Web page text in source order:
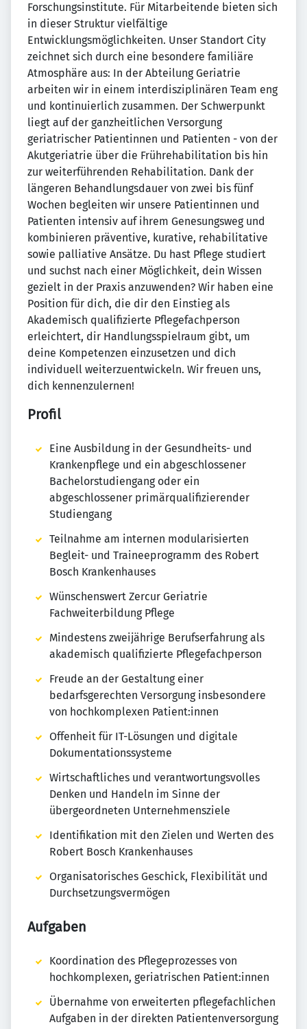
Forschungsinstitute. Für Mitarbeitende bieten sich
in dieser Struktur vielfältige
Entwicklungsmöglichkeiten. Unser Standort City
zeichnet sich durch eine besondere familiäre
Atmosphäre aus: In der Abteilung Geriatrie
arbeiten wir in einem interdisziplinären Team eng
und kontinuierlich zusammen. Der Schwerpunkt
liegt auf der ganzheitlichen Versorgung
geriatrischer Patientinnen und Patienten - von der
Akutgeriatrie über die Frührehabilitation bis hin
zur weiterführenden Rehabilitation. Dank der
längeren Behandlungsdauer von zwei bis fünf
Wochen begleiten wir unsere Patientinnen und
Patienten intensiv auf ihrem Genesungsweg und
kombinieren präventive, kurative, rehabilitative
sowie palliative Ansätze. Du hast Pflege studiert
und suchst nach einer Möglichkeit, dein Wissen
gezielt in der Praxis anzuwenden? Wir haben eine
Position für dich, die dir den Einstieg als
Akademisch qualifizierte Pflegefachperson
erleichtert, dir Handlungsspielraum gibt, um
deine Kompetenzen einzusetzen und dich
individuell weiterzuentwickeln. Wir freuen uns,
dich kennenzulernen!
Profil
Eine Ausbildung in der Gesundheits- und
Krankenpflege und ein abgeschlossener
Bachelorstudiengang oder ein
abgeschlossener primärqualifizierender
Studiengang
Teilnahme am internen modularisierten
Begleit- und Traineeprogramm des Robert
Bosch Krankenhauses
Wünschenswert Zercur Geriatrie
Fachweiterbildung Pflege
Mindestens zweijährige Berufserfahrung als
akademisch qualifizierte Pflegefachperson
Freude an der Gestaltung einer
bedarfsgerechten Versorgung insbesondere
von hochkomplexen Patient:innen
Offenheit für IT-Lösungen und digitale
Dokumentationssysteme
Wirtschaftliches und verantwortungsvolles
Denken und Handeln im Sinne der
übergeordneten Unternehmensziele
Identifikation mit den Zielen und Werten des
Robert Bosch Krankenhauses
Organisatorisches Geschick, Flexibilität und
Durchsetzungsvermögen
Aufgaben
Koordination des Pflegeprozesses von
hochkomplexen, geriatrischen Patient:innen
Übernahme von erweiterten pflegefachlichen
Aufgaben in der direkten Patientenversorgung